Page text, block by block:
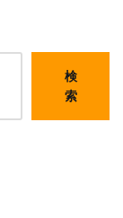
検
索